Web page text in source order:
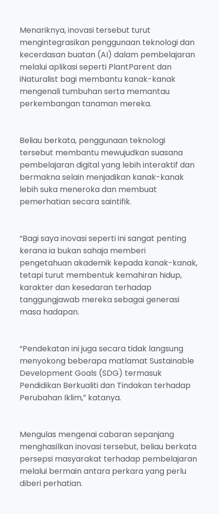
Menariknya, inovasi tersebut turut
mengintegrasikan penggunaan teknologi dan
kecerdasan buatan (AI) dalam pembelajaran
melalui aplikasi seperti PlantParent dan
iNaturalist bagi membantu kanak-kanak
mengenali tumbuhan serta memantau
perkembangan tanaman mereka.
Beliau berkata, penggunaan teknologi
tersebut membantu mewujudkan suasana
pembelajaran digital yang lebih interaktif dan
bermakna selain menjadikan kanak-kanak
lebih suka meneroka dan membuat
pemerhatian secara saintifik.
“Bagi saya inovasi seperti ini sangat penting
kerana ia bukan sahaja memberi
pengetahuan akademik kepada kanak-kanak,
tetapi turut membentuk kemahiran hidup,
karakter dan kesedaran terhadap
tanggungjawab mereka sebagai generasi
masa hadapan.
“Pendekatan ini juga secara tidak langsung
menyokong beberapa matlamat Sustainable
Development Goals (SDG) termasuk
Pendidikan Berkualiti dan Tindakan terhadap
Perubahan Iklim,” katanya.
Mengulas mengenai cabaran sepanjang
menghasilkan inovasi tersebut, beliau berkata
persepsi masyarakat terhadap pembelajaran
melalui bermain antara perkara yang perlu
diberi perhatian.